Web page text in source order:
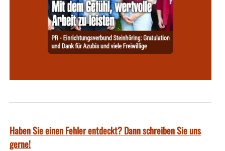
Haben Sie einen Fehler entdeckt? Dann schreiben Sie uns
gerne!